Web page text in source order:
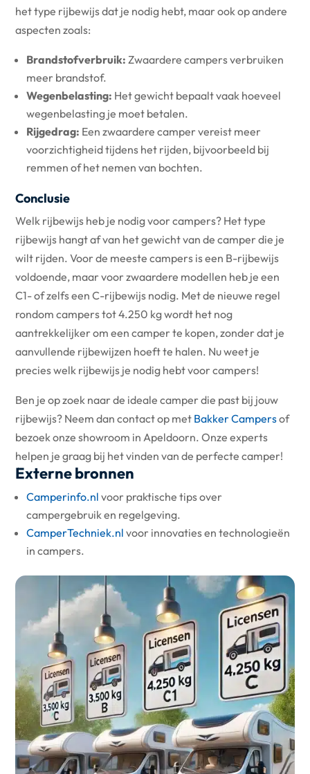
het type rijbewijs dat je nodig hebt, maar ook op andere
aspecten zoals:
Brandstofverbruik: Zwaardere campers verbruiken
meer brandstof.
Wegenbelasting: Het gewicht bepaalt vaak hoeveel
wegenbelasting je moet betalen.
Rijgedrag: Een zwaardere camper vereist meer
voorzichtigheid tijdens het rijden, bijvoorbeeld bij
remmen of het nemen van bochten.
Conclusie
Welk rijbewijs heb je nodig voor campers? Het type
rijbewijs hangt af van het gewicht van de camper die je
wilt rijden. Voor de meeste campers is een B-rijbewijs
voldoende, maar voor zwaardere modellen heb je een
C1- of zelfs een C-rijbewijs nodig. Met de nieuwe regel
rondom campers tot 4.250 kg wordt het nog
aantrekkelijker om een camper te kopen, zonder dat je
aanvullende rijbewijzen hoeft te halen. Nu weet je
precies welk rijbewijs je nodig hebt voor campers!
Ben je op zoek naar de ideale camper die past bij jouw
rijbewijs? Neem dan contact op met Bakker Campersof
bezoek onze showroom in Apeldoorn. Onze experts
helpen je graag bij het vinden van de perfecte camper!
Externe bronnen
Camperinfo.nl voor praktische tips over
campergebruik en regelgeving.
CamperTechniek.nl voor innovaties en technologieën
in campers.